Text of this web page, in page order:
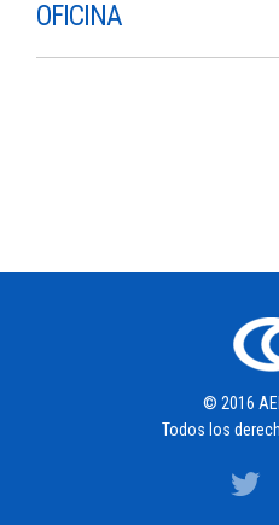
OFICINA
© 2016
Todos los